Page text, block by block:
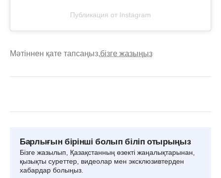
Публикация от Instagram
Мәтіннен қате тапсаңыз,бізге жазыңыз
Барлығын бірінші болып біліп отырыңыз
Бізге жазылып, Қазақстанның өзекті жаңалықтарынан,
қызықты суреттер, видеолар мен эксклюзивтерден
хабардар болыңыз.